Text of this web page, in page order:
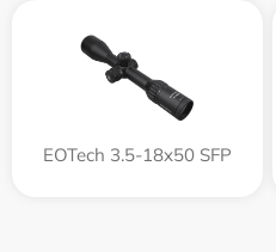
EOTech 3.5-18x50 SFP